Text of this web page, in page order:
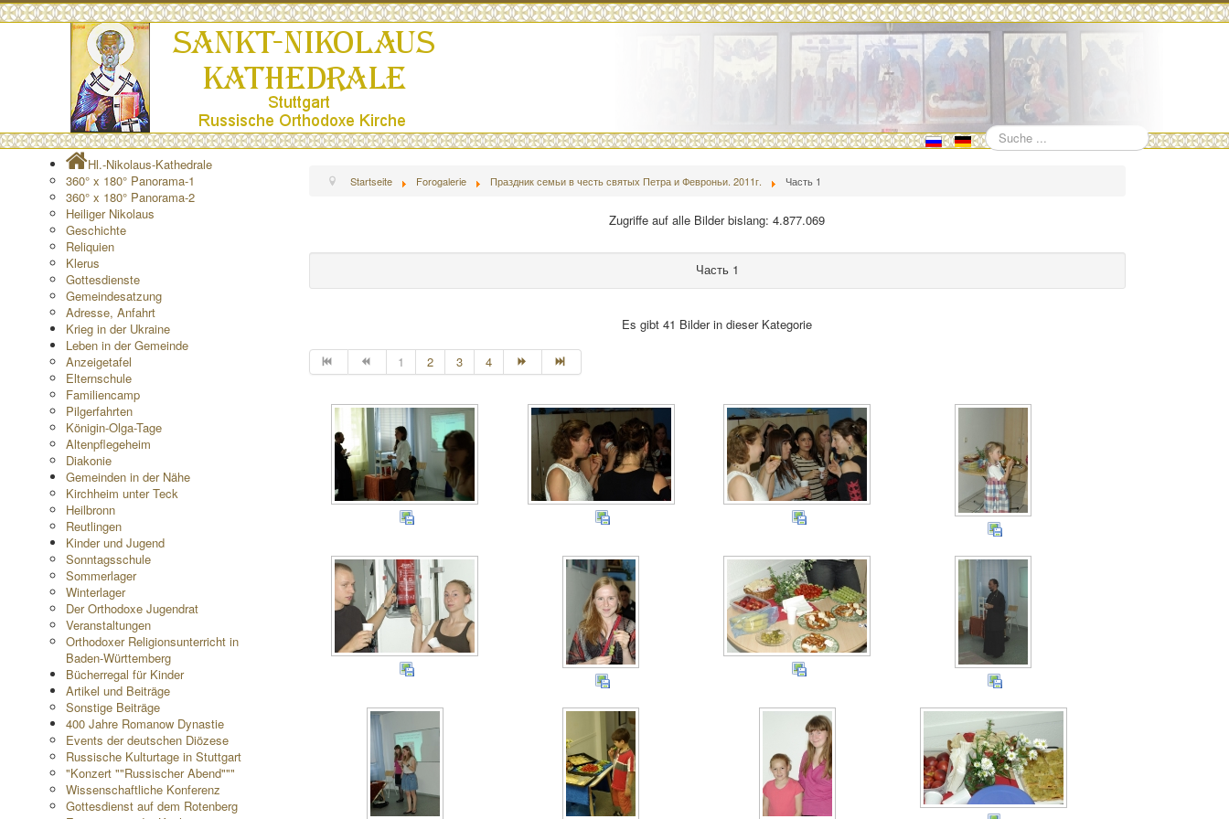
Suchen
Hl.-Nikolaus-Kathedrale
360° x 180° Panorama-1
360° x 180° Panorama-2
Heiliger Nikolaus
Geschichte
Reliquien
Klerus
Gottesdienste
Gemeindesatzung
Adresse, Anfahrt
Krieg in der Ukraine
Leben in der Gemeinde
Anzeigetafel
Elternschule
Familiencamp
Pilgerfahrten
Königin-Olga-Tage
Altenpflegeheim
Diakonie
Gemeinden in der Nähe
Kirchheim unter Teck
Heilbronn
Reutlingen
Kinder und Jugend
Sonntagsschule
Sommerlager
Winterlager
Der Orthodoxe Jugendrat
Veranstaltungen
Orthodoxer Religionsunterricht in
Baden-Württemberg
Bücherregal für Kinder
Artikel und Beiträge
Sonstige Beiträge
400 Jahre Romanow Dynastie
Events der deutschen Diözese
Russische Kulturtage in Stuttgart
"Konzert ""Russischer Abend"""
Wissenschaftliche Konferenz
Gottesdienst auf dem Rotenberg
Startseite Forogalerie Праздник семьи в честь святых Петра и Февроньи. 2011г. Часть 1
Zugriffe auf alle Bilder bislang: 4.877.069
Часть 1
Es gibt 41 Bilder in dieser Kategorie
1 2 3 4